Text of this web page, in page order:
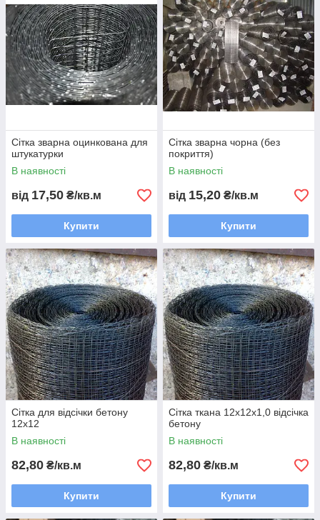
Сітка зварна оцинкована для
штукатурки
В наявності
від 17,50 ₴/кв.м
Купити
Сітка зварна чорна (без
покриття)
В наявності
від 15,20 ₴/кв.м
Купити
Сітка для відсічки бетону
12х12
В наявності
82,80 ₴/кв.м
Купити
Сітка ткана 12х12х1,0 відсічка
бетону
В наявності
82,80 ₴/кв.м
Купити